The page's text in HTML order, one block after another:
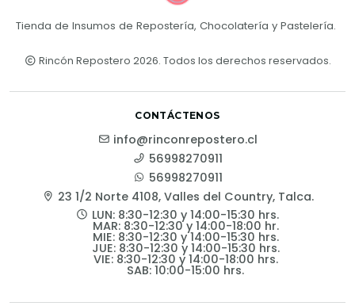
Tienda de Insumos de Repostería, Chocolatería y Pastelería.
Rincón Repostero 2026. Todos los derechos reservados.
CONTÁCTENOS
info@rinconrepostero.cl
56998270911
56998270911
23 1/2 Norte 4108, Valles del Country, Talca.
LUN: 8:30-12:30 y 14:00-15:30 hrs.
MAR: 8:30-12:30 y 14:00-18:00 hr.
MIE: 8:30-12:30 y 14:00-15:30 hrs.
JUE: 8:30-12:30 y 14:00-15:30 hrs.
VIE: 8:30-12:30 y 14:00-18:00 hrs.
SAB: 10:00-15:00 hrs.